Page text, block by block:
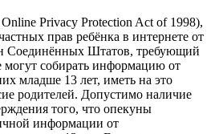
Privacy Protection Act of 1998),
прав ребёнка в интернете от
Соединённых Штатов, требующий
могут собирать информацию от
младше 13 лет, иметь на это
родителей. Допустимо наличие
того, что опекуны
информации от